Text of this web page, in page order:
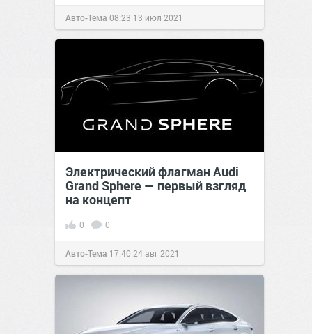
Авто-Тема 08:23 13 июл 2021
Электрический флагман Audi
Grand Sphere — первый взгляд
на концепт
0 0
Авто-Тема 17:40 24 авг 2021